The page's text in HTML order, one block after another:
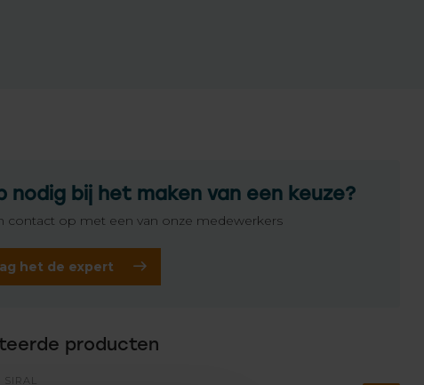
nodig bij het maken van een keuze?
contact op met een van onze medewerkers
het de expert
producten
SIRAL